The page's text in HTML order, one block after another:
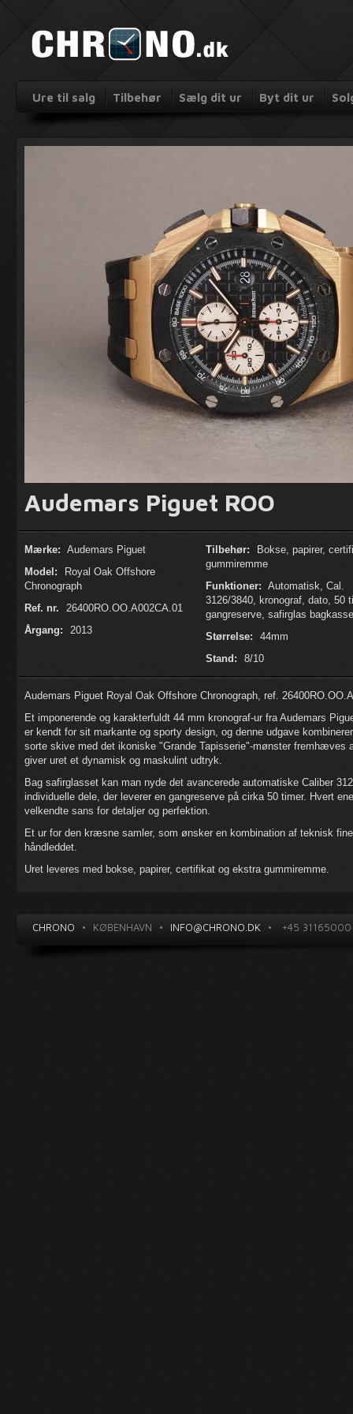
Ure til salg Tilbehør Sælg dit ur Byt dit ur
Audemars Piguet ROO
Mærke: Audemars Piguet
Model:
Royal Oak Offshore
Chronograph
Ref. nr.
26400RO.OO.A002CA.01
Årgang:
2013
Tilbehør:
Bokse, papirer,
gummiremme
Funktioner: Automatisk, Cal.
3126/3840, kronograf, dato, 50
gangreserve, safirglas bagkasse
Størrelse:
44mm
Stand:
8/10
Audemars Piguet Royal Oak Offshore Chronograph, ref.
Et imponerende og karakterfuldt 44 mm kronograf-ur fra Audemars
er kendt for sit markante og sporty design, og denne udgave
sorte skive med det ikoniske "Grande Tapisserie"-mønster fremhæves
giver uret et dynamisk og maskulint udtryk.
Bag safirglasset kan man nyde det avancerede automatiske Caliber
individuelle dele, der leverer en gangreserve på cirka 50 timer. Hvert
velkendte sans for detaljer og perfektion.
Et ur for den kræsne samler, som ønsker en kombination af teknisk
håndleddet.
Uret leveres med bokse, papirer, certifikat og ekstra gummiremme.
CHRONO • KØBENHAVN • INFO@CHRONO.DK • +45 31165000